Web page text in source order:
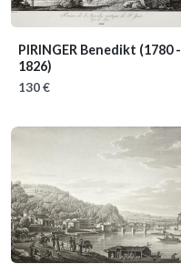
PIRINGER Benedikt (1780 -
1826)
130 €